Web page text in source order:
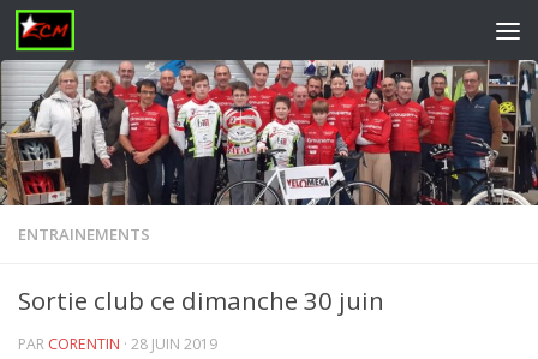
Skip to content
ENTRAINEMENTS
Sortie club ce dimanche 30 juin
PAR CORENTIN · 28 JUIN 2019